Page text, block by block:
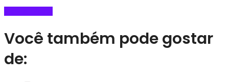
Você também pode gostar
de: